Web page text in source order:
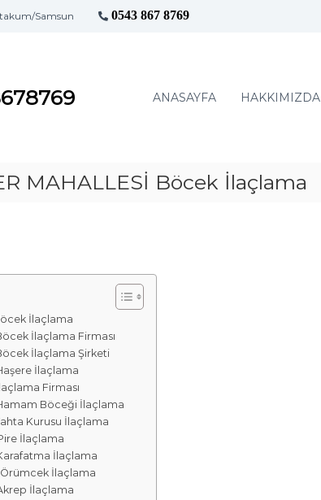
Samsun 0543 867 8769
ANASAYFA HAKKIMIZDA
MAHALLESİ Böcek İlaçlama
İlaçlama
İlaçlama Firması
İlaçlama Şirketi
İlaçlama
Firması
Böceği İlaçlama
Kurusu İlaçlama
İlaçlama
İlaçlama
Örümcek İlaçlama
İlaçlama